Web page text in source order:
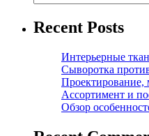
Recent Posts
Интерьерные
Сыворотка
Проектирование,
Ассортимент и
Обзор